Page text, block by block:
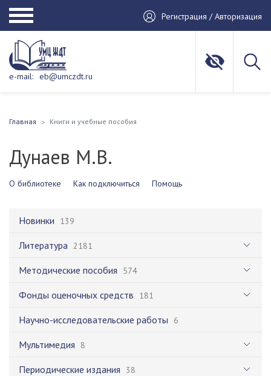
Регистрация / Авторизация
e-mail: eb@umczdt.ru
Главная Книги и учебные пособия
Дунаев М.В.
О библиотеке Как подключиться Помощь
Новинки 139
Литература 2181
Методические пособия 574
Фонды оценочных средств 181
Научно-исследовательские работы 6
Мультимедия 8
Периодические издания 38